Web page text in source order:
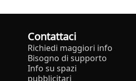
Contattaci
Richiedi maggiori info
Bisogno di supporto
Info su spazi
pubblicitari